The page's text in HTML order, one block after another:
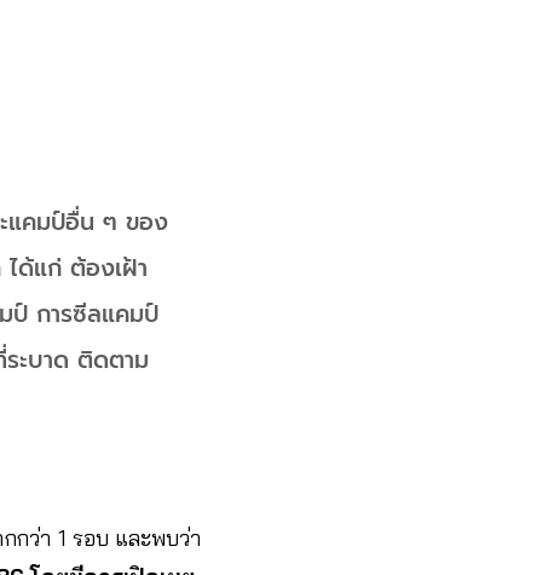
แคมป์อื่น ๆ ของ
ด้แก่ ต้องเฝ้า
ป์ การซีลแคมป์
ะบาด ติดตาม
กว่า 1 รอบ และพบว่า